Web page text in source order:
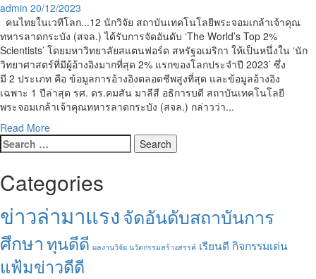
admin 20/12/2023
คนไทยในเวทีโลก...12 นักวิจัย สถาบันเทคโนโลยีพระจอมเกล้าเจ้าคุณ
ทหารลาดกระบัง (สจล.) ได้รับการจัดอันดับ ‘The World’s Top 2%
Scientists’ โดยมหาวิทยาลัยสแตนฟอร์ด สหรัฐอเมริกา ให้เป็นหนึ่งใน ‘นัก
วิทยาศาสตร์ที่มีผู้อ้างอิงมากที่สุด 2% แรกของโลกประจำปี 2023’ ซึ่ง
มี 2 ประเภท คือ ข้อมูลการอ้างอิงตลอดชีพสูงที่สุด และข้อมูลอ้างอิง
เฉพาะ 1 ปีล่าสุด รศ. ดร.คมสัน มาลีสี อธิการบดี สถาบันเทคโนโลยี
พระจอมเกล้าเจ้าคุณทหารลาดกระบัง (สจล.) กล่าวว่า...
Read MoreRead
about
นัก
วิจัย
สจล.
ติด
อันดับ
World’s
Top
Search
for:
Categories
ข่าวล่ามาแรงจัดอันดับสถาบันการ
ศึกษาทุนดีดี ผลงานวิจัย นวัตกรรมสร้างสรรค์ เรียนดี กิจกรรมเด่น
แฟ้มข่าวดีดี